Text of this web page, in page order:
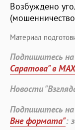
Возбуждено
Материал
Подпишитесь
Саратова" в MAX
Новости
Подпишитесь
Вне формата":